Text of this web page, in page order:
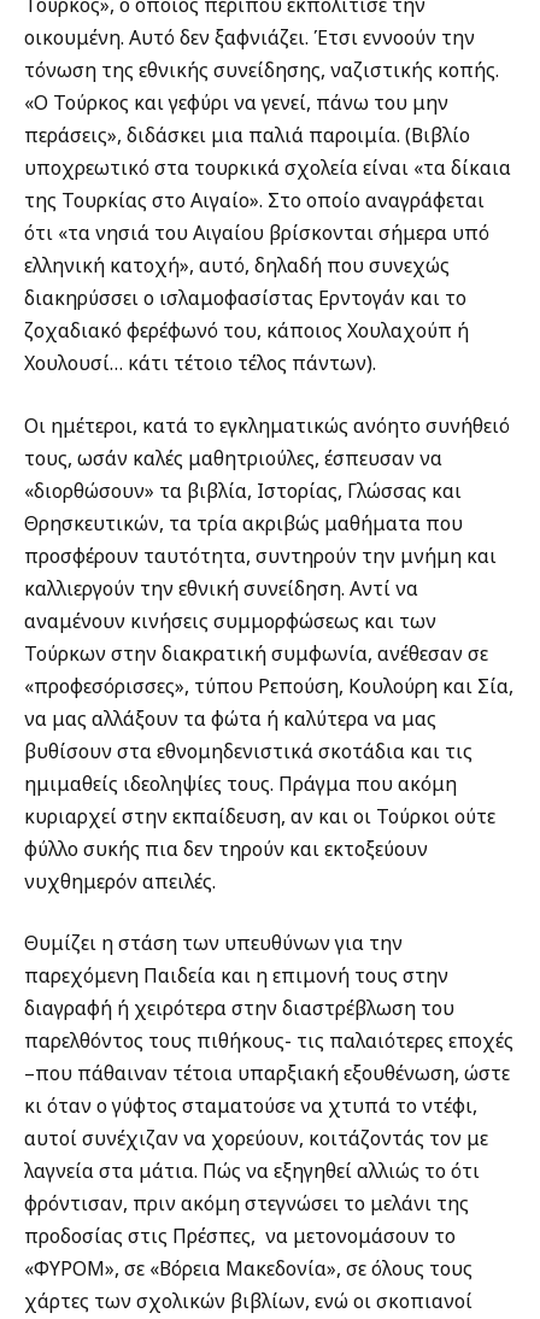
οικουμένη. Αυτό δεν ξαφνιάζει. Έτσι εννοούν την
τόνωση της εθνικής συνείδησης, ναζιστικής κοπής.
«Ο Τούρκος και γεφύρι να γενεί, πάνω του μην
περάσεις», διδάσκει μια παλιά παροιμία. (Βιβλίο
υποχρεωτικό στα τουρκικά σχολεία είναι «τα δίκαια
της Τουρκίας στο Αιγαίο». Στο οποίο αναγράφεται
ότι «τα νησιά του Αιγαίου βρίσκονται σήμερα υπό
ελληνική κατοχή», αυτό, δηλαδή που συνεχώς
διακηρύσσει ο ισλαμοφασίστας Ερντογάν και το
ζοχαδιακό φερέφωνό του, κάποιος Χουλαχούπ ή
Χουλουσί… κάτι τέτοιο τέλος πάντων).
Οι ημέτεροι, κατά το εγκληματικώς ανόητο συνήθειό
τους, ωσάν καλές μαθητριούλες, έσπευσαν να
«διορθώσουν» τα βιβλία, Ιστορίας, Γλώσσας και
Θρησκευτικών, τα τρία ακριβώς μαθήματα που
προσφέρουν ταυτότητα, συντηρούν την μνήμη και
καλλιεργούν την εθνική συνείδηση. Αντί να
αναμένουν κινήσεις συμμορφώσεως και των
Τούρκων στην διακρατική συμφωνία, ανέθεσαν σε
«προφεσόρισσες», τύπου Ρεπούση, Κουλούρη και Σία,
να μας αλλάξουν τα φώτα ή καλύτερα να μας
βυθίσουν στα εθνομηδενιστικά σκοτάδια και τις
ημιμαθείς ιδεοληψίες τους. Πράγμα που ακόμη
κυριαρχεί στην εκπαίδευση, αν και οι Τούρκοι ούτε
φύλλο συκής πια δεν τηρούν και εκτοξεύουν
νυχθημερόν απειλές.
Θυμίζει η στάση των υπευθύνων για την
παρεχόμενη Παιδεία και η επιμονή τους στην
διαγραφή ή χειρότερα στην διαστρέβλωση του
παρελθόντος τους πιθήκους- τις παλαιότερες εποχές
–που πάθαιναν τέτοια υπαρξιακή εξουθένωση, ώστε
κι όταν ο γύφτος σταματούσε να χτυπά το ντέφι,
αυτοί συνέχιζαν να χορεύουν, κοιτάζοντάς τον με
λαγνεία στα μάτια. Πώς να εξηγηθεί αλλιώς το ότι
φρόντισαν, πριν ακόμη στεγνώσει το μελάνι της
προδοσίας στις Πρέσπες, να μετονομάσουν το
«ΦΥΡΟΜ», σε «Βόρεια Μακεδονία», σε όλους τους
χάρτες των σχολικών βιβλίων, ενώ οι σκοπιανοί